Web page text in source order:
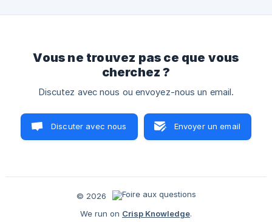
Vous ne trouvez pas ce que vous
cherchez ?
Discutez avec nous ou envoyez-nous un email.
Discuter avec nous Envoyer un email
© 2026
We run on Crisp Knowledge.